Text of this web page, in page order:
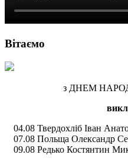
Вітаємо
з ДНЕМ
04.08 Твердохліб Іван
07.08 Польща Олександр
09.08 Редько Костянтин